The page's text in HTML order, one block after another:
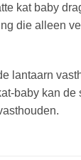
kat baby
die alleen
lantaarn
baby kan de